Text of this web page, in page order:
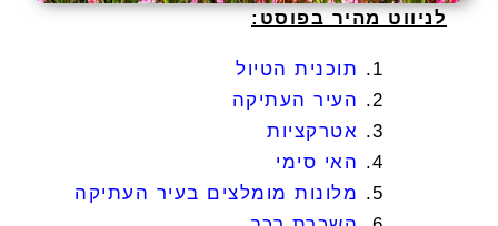
לניווט מהיר בפוסט:
תוכנית הטיול
העיר העתיקה
אטרקציות
האי סימי
מלונות מומלצים בעיר העתיקה